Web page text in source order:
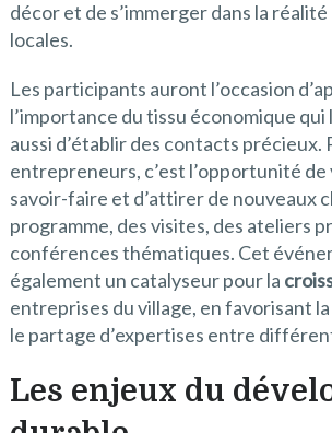
décor et de s’immerger dans la
locales.
Les participants auront l’occasion
l’importance du tissu économique qui
aussi d’établir des contacts précieux.
entrepreneurs, c’est l’opportunité
savoir-faire et d’attirer de nouveaux
programme, des visites, des ateliers
conférences thématiques. Cet
également un catalyseur pour la
entreprises du village, en favorisant la
le partage d’expertises entre
Les enjeux du